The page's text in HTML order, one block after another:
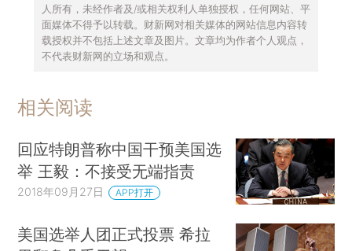
人所有，未经作者及/或相关权利人单独授权，任何网站、平
面媒体不得予以转载。财新网对相关媒体的网站信息内容转
载授权并不包括上述文章及图片。文章均为作者个人观点，
不代表财新网的立场和观点。
相关阅读
回应特朗普称中国干预美国选
举 王毅：不接受无端指责
2018年09月27日 APP打开
美国选举人团正式投票 希拉